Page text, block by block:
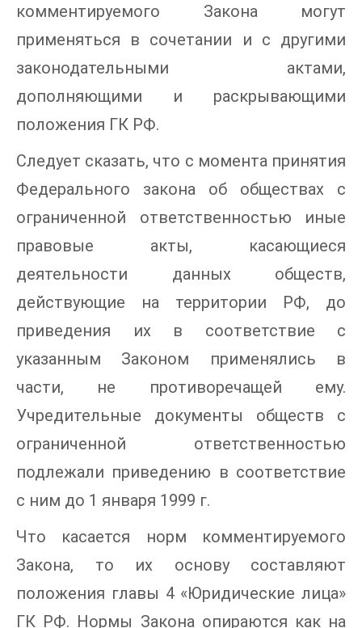
комментируемого Закона могут
применяться в сочетании и с другими
законодательными актами,
дополняющими и раскрывающими
положения ГК РФ.
Следует сказать, что с момента принятия
Федерального закона об обществах с
ограниченной ответственностью иные
правовые акты, касающиеся
деятельности данных обществ,
действующие на территории РФ, до
приведения их в соответствие с
указанным Законом применялись в
части, не противоречащей ему.
Учредительные документы обществ с
ограниченной ответственностью
подлежали приведению в соответствие
с ним до 1 января 1999 г.
Что касается норм комментируемого
Закона, то их основу составляют
положения главы 4 «Юридические лица»
ГК РФ. Нормы Закона опираются как на